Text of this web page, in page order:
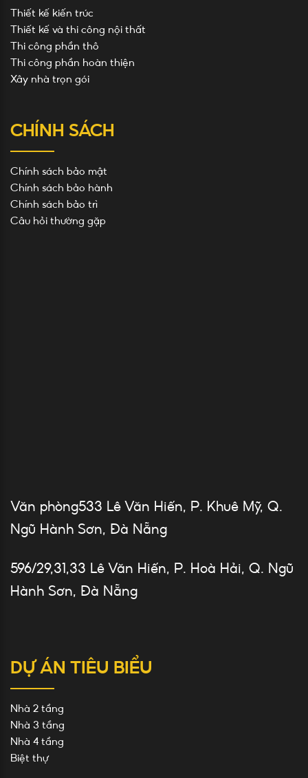
Thiết kế kiến trúc
Thiết kế và thi công nội thất
Thi công phần thô
Thi công phần hoàn thiện
Xây nhà trọn gói
CHÍNH SÁCH
Chính sách bảo mật
Chính sách bảo hành
Chính sách bảo trì
Câu hỏi thường gặp
Văn phòng533 Lê Văn Hiến, P. Khuê Mỹ, Q.
Ngũ Hành Sơn, Đà Nẵng
596/29,31,33 Lê Văn Hiến, P. Hoà Hải, Q. Ngũ
Hành Sơn, Đà Nẵng
DỰ ÁN TIÊU BIỂU
Nhà 2 tầng
Nhà 3 tầng
Nhà 4 tầng
Biệt thự